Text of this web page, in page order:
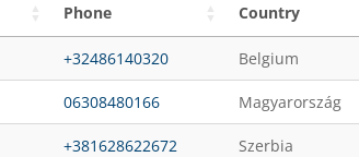
Phone Country
+32486140320 Belgium
06308480166 Magyarország
+381628622672 Szerbia